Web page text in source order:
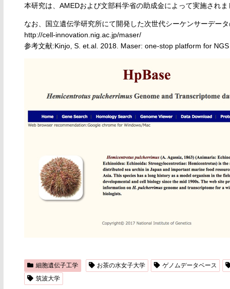
本研究は、AMEDおよび文部科学省の助成金によって実施されま
なお、国立遺伝学研究所にて開発した次世代シーケンサーデー
http://cell-innovation.nig.ac.jp/maser/
参考文献:Kinjo, S. et.al. 2018. Maser: one-stop platform for
細胞遺伝子工学 お茶の水女子大学 ゲノムデータベース
筑波大学